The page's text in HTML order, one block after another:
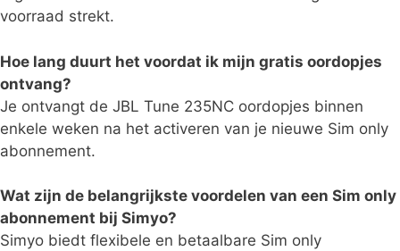
voorraad strekt.
Hoe lang duurt het voordat ik mijn gratis oordopjes
ontvang?
Je ontvangt de JBL Tune 235NC oordopjes binnen
enkele weken na het activeren van je nieuwe Sim only
abonnement.
Wat zijn de belangrijkste voordelen van een Sim only
abonnement bij Simyo?
Simyo biedt flexibele en betaalbare Sim only